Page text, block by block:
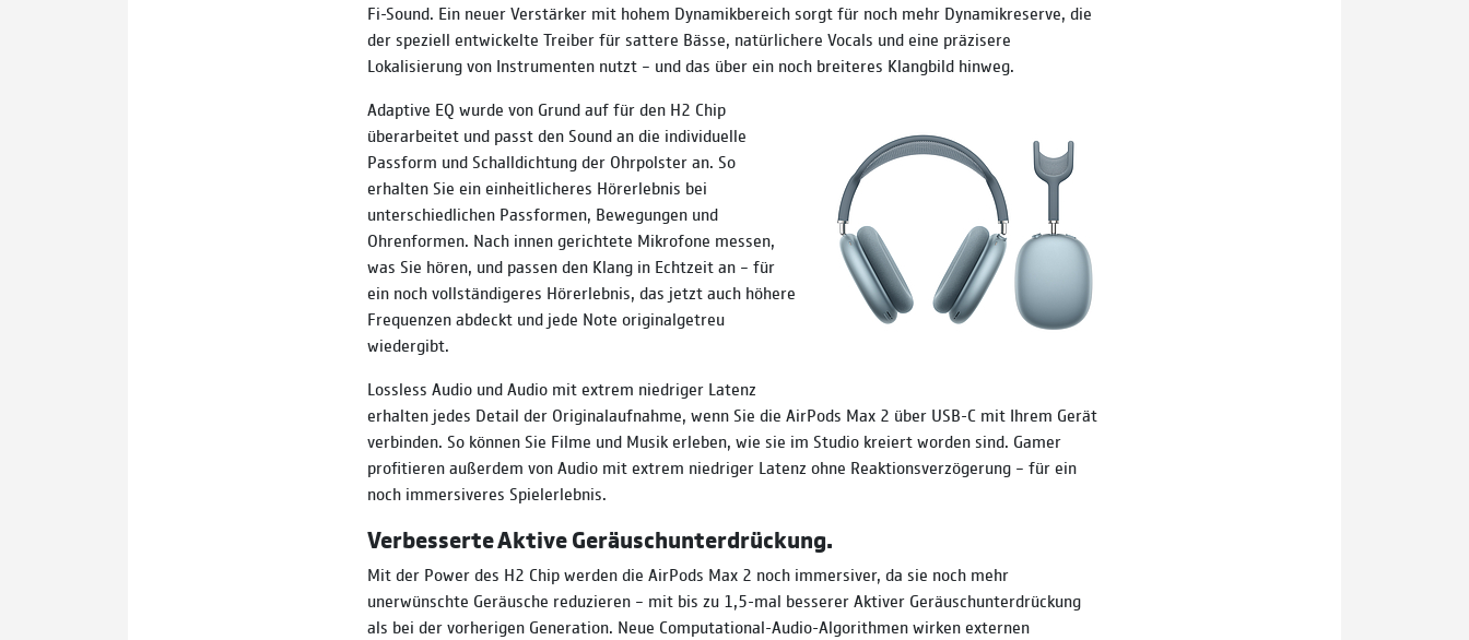
Fi-Sound. Ein neuer Verstärker mit hohem Dynamikbereich sorgt für noch mehr Dynamikreserve, die
der speziell entwickelte Treiber für sattere Bässe, natürlichere Vocals und eine präzisere
Lokalisierung von Instrumenten nutzt – und das über ein noch breiteres Klangbild hinweg.
Adaptive EQ wurde von Grund auf für den H2 Chip
überarbeitet und passt den Sound an die individuelle
Passform und Schalldichtung der Ohrpolster an. So
erhalten Sie ein einheitlicheres Hörerlebnis bei
unterschiedlichen Passformen, Bewegungen und
Ohrenformen. Nach innen gerichtete Mikrofone messen,
was Sie hören, und passen den Klang in Echtzeit an – für
ein noch vollständigeres Hörerlebnis, das jetzt auch höhere
Frequenzen abdeckt und jede Note originalgetreu
wiedergibt.
Lossless Audio und Audio mit extrem niedriger Latenz
erhalten jedes Detail der Originalaufnahme, wenn Sie die AirPods Max 2 über USB-C mit Ihrem Gerät
verbinden. So können Sie Filme und Musik erleben, wie sie im Studio kreiert worden sind. Gamer
profitieren außerdem von Audio mit extrem niedriger Latenz ohne Reaktionsverzögerung – für ein
noch immersiveres Spielerlebnis.
Verbesserte Aktive Geräuschunterdrückung.
Mit der Power des H2 Chip werden die AirPods Max 2 noch immersiver, da sie noch mehr
unerwünschte Geräusche reduzieren – mit bis zu 1,5-mal besserer Aktiver Geräuschunterdrückung
als bei der vorherigen Generation. Neue Computational-Audio-Algorithmen wirken externen